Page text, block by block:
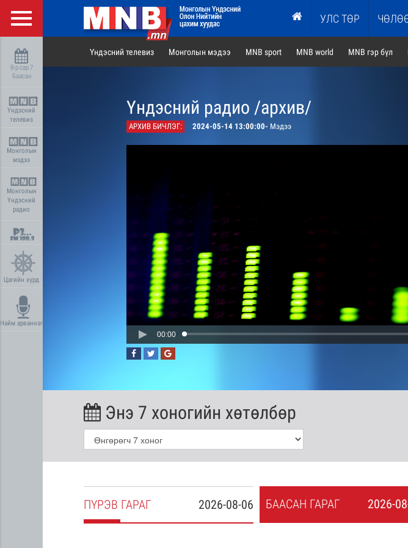
УЛС ТӨР
8-р сар 7
Баасан
Үндэсний
телевиз
Монголын
мэдээ
Монголын
Үндэсний
радио
Цагийн хүрд
Найм арваннэг
Үндэсний телевиз Монголын мэдээ MNB sport MNB world MNB гэр бүл
Үндэсний радио /архив/
АРХИВ БИЧЛЭГ: 2024-05-14 13:00:00- Мэдээ
00:00
Энэ 7 хоногийн хөтөлбөр
2026-08-06
ПҮРЭВ ГАРАГ 2026-
БААСАН ГАРАГ